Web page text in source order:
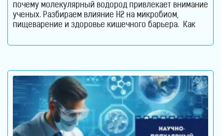
почему молекулярный водород привлекает внимание
ученых. Разбираем влияние H2 на микробиом,
пищеварение и здоровье кишечного барьера. Как
Кишечник давно перестал считаться органом,
важнейших систем организма. Именно здесь